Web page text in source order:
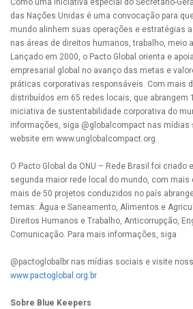
Como uma iniciativa especial do Secretário-
das Nações Unidas é uma convocação para
mundo alinhem suas operações e estratégias
nas áreas de direitos humanos, trabalho, meio
Lançado em 2000, o Pacto Global orienta e
empresarial global no avanço das metas e
práticas corporativas responsáveis. Com mais
distribuídos em 65 redes locais, que abrangem
iniciativa de sustentabilidade corporativa do
informações, siga @globalcompact nas
website em www.unglobalcompact.org.
O Pacto Global da ONU – Rede Brasil foi criado
segunda maior rede local do mundo, com mais
mais de 50 projetos conduzidos no país
temas: Água e Saneamento, Alimentos e
Direitos Humanos e Trabalho, Anticorrupção,
Comunicação. Para mais informações, siga
@pactoglobalbr nas mídias sociais e visite
www.pactoglobal.org.br
Sobre Blue Keepers